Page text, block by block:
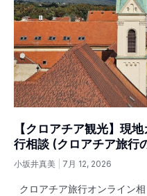
【クロアチア観光】現
行相談 (クロアチア旅行
小坂井真美 7月 12, 2026
クロアチア旅行オンライン相